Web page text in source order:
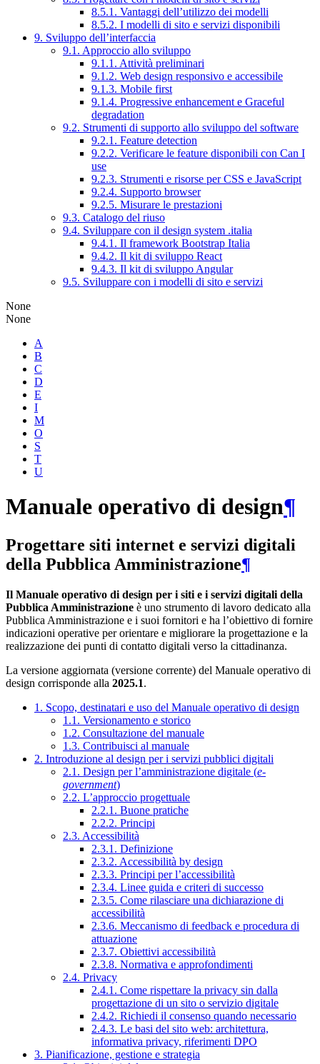
8.5.1. Vantaggi dell’utilizzo dei modelli
8.5.2. I modelli di sito e servizi disponibili
9. Sviluppo dell’interfaccia
9.1. Approccio allo sviluppo
9.1.1. Attività preliminari
9.1.2. Web design responsivo e accessibile
9.1.3. Mobile first
9.1.4. Progressive enhancement e Graceful
degradation
9.2. Strumenti di supporto allo sviluppo del software
9.2.1. Feature detection
9.2.2. Verificare le feature disponibili con Can I
use
9.2.3. Strumenti e risorse per CSS e JavaScript
9.2.4. Supporto browser
9.2.5. Misurare le prestazioni
9.3. Catalogo del riuso
9.4. Sviluppare con il design system .italia
9.4.1. Il framework Bootstrap Italia
9.4.2. Il kit di sviluppo React
9.4.3. Il kit di sviluppo Angular
9.5. Sviluppare con i modelli di sito e servizi
None
None
A
B
C
D
E
I
M
O
S
T
U
Manuale operativo di design¶
Progettare siti internet e servizi digitali
della Pubblica Amministrazione¶
Il Manuale operativo di design per i siti e i servizi digitali della
Pubblica Amministrazione è uno strumento di lavoro dedicato alla
Pubblica Amministrazione e i suoi fornitori e ha l’obiettivo di fornire
indicazioni operative per orientare e migliorare la progettazione e la
realizzazione dei punti di contatto digitali verso la cittadinanza.
La versione aggiornata (versione corrente) del Manuale operativo di
design corrisponde alla 2025.1.
1. Scopo, destinatari e uso del Manuale operativo di design
1.1. Versionamento e storico
1.2. Consultazione del manuale
1.3. Contribuisci al manuale
2. Introduzione al design per i servizi pubblici digitali
2.1. Design per l’amministrazione digitale (e-
government)
2.2. L’approccio progettuale
2.2.1. Buone pratiche
2.2.2. Principi
2.3. Accessibilità
2.3.1. Definizione
2.3.2. Accessibilità by design
2.3.3. Principi per l’accessibilità
2.3.4. Linee guida e criteri di successo
2.3.5. Come rilasciare una dichiarazione di
accessibilità
2.3.6. Meccanismo di feedback e procedura di
attuazione
2.3.7. Obiettivi accessibilità
2.3.8. Normativa e approfondimenti
2.4. Privacy
2.4.1. Come rispettare la privacy sin dalla
progettazione di un sito o servizio digitale
2.4.2. Richiedi il consenso quando necessario
2.4.3. Le basi del sito web: architettura,
informativa privacy, riferimenti DPO
3. Pianificazione, gestione e strategia